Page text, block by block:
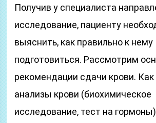
Получив у специалиста
исследование, пациенту
выяснить, как правильно к нему
подготовиться. Рассмотрим
рекомендации сдачи крови. Как
анализы крови (биохимическое
исследование, тест на